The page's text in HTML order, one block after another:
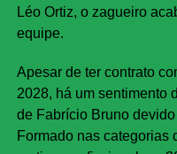
Léo Ortiz, o zagueiro
equipe.
Apesar de ter contrato
2028, há um sentimento
de Fabrício Bruno
Formado nas categorias